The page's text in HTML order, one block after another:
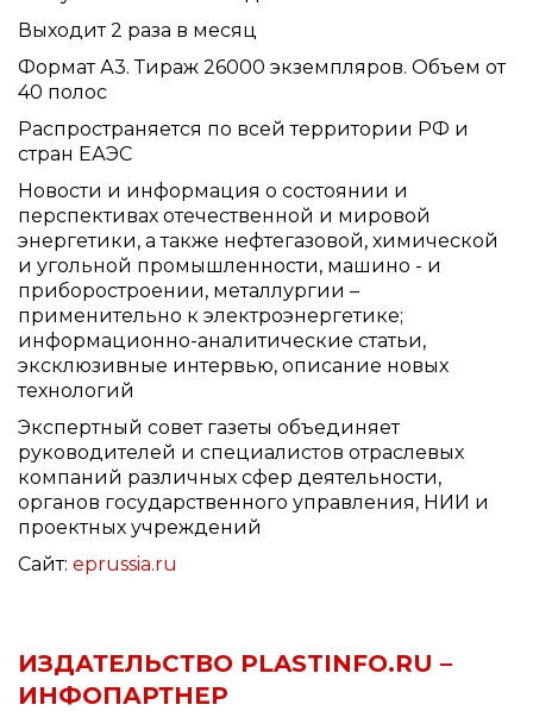
Выходит 2 раза в месяц
Формат А3. Тираж 26000 экземпляров. Объем от
40 полос
Распространяется по всей территории РФ и
стран ЕАЭС
Новости и информация о состоянии и
перспективах отечественной и мировой
энергетики, а также нефтегазовой, химической
и угольной промышленности, машино - и
приборостроении, металлургии –
применительно к электроэнергетике;
информационно-аналитические статьи,
эксклюзивные интервью, описание новых
технологий
Экспертный совет газеты объединяет
руководителей и специалистов отраслевых
компаний различных сфер деятельности,
органов государственного управления, НИИ и
проектных учреждений
Сайт: eprussia.ru
ИЗДАТЕЛЬСТВО PLASTINFO.RU –
ИНФОПАРТНЕР